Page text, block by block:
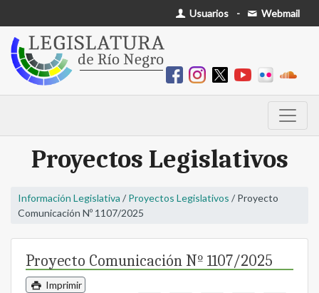
Usuarios - Webmail
Proyectos Legislativos
Información Legislativa / Proyectos Legislativos / Proyecto
Comunicación Nº 1107/2025
Proyecto Comunicación Nº 1107/2025
Imprimir